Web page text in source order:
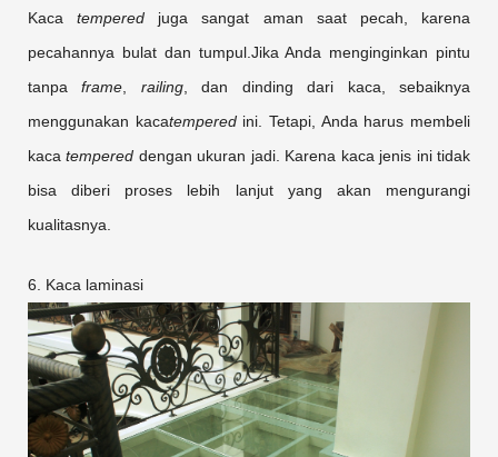
Kacatempered juga sangat aman saat pecah, karena
pecahannya bulat dan tumpul.Jika Anda menginginkan pintu
tanpaframe railing, dan dinding dari kaca, sebaiknya
menggunakan kacatemperedini. Tetapi, Anda harus membeli
kacatempered dengan ukuran jadi. Karena kaca jenis ini tidak
bisa diberi proses lebih lanjut yang akan mengurangi
kualitasnya.
6. Kaca laminasi